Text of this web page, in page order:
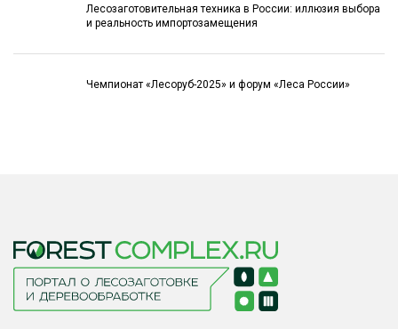
Лесозаготовительная техника в России: иллюзия выбора
и реальность импортозамещения
Чемпионат «Лесоруб-2025» и форум «Леса России»